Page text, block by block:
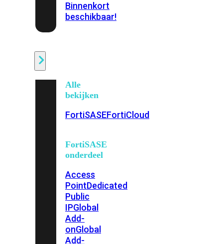
Binnenkort
beschikbaar!
Alle
bekijken
FortiSASEFortiCloud
FortiSASE
onderdeel
Access
PointDedicated
Public
IPGlobal
Add-
onGlobal
Add-